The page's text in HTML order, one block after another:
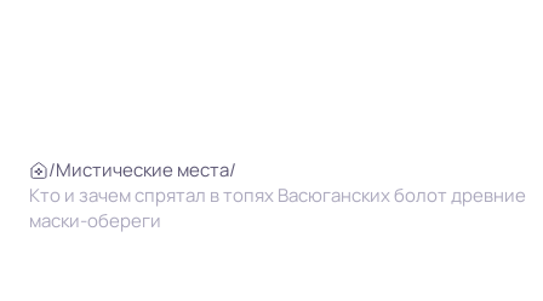
/Мистические места/
Кто и зачем спрятал в топях Васюганских болот древние
маски-обереги